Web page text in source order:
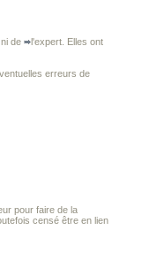
de
l'expert. Elles ont
erreurs de
pour faire de la
censé être en lien